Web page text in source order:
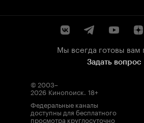
Мы всегда готовы вам
Задать вопрос
© 2003–
2026 Кинопоиск. 18+
Федеральные каналы
доступны для бесплатного
просмотра круглосуточно